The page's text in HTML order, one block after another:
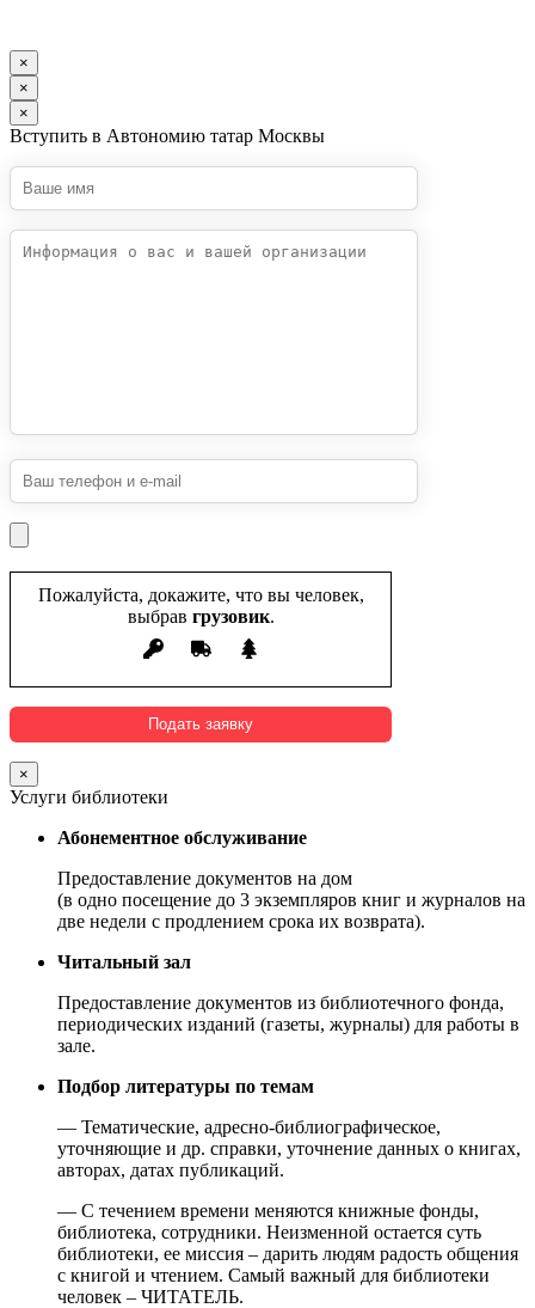
×
×
×
Вступить в Автономию татар Москвы
Пожалуйста, докажите, что вы человек,
выбрав грузовик.
×
Услуги библиотеки
Абонементное обслуживание
Предоставление документов на дом
(в одно посещение до 3 экземпляров книг и журналов на
две недели с продлением срока их возврата).
Читальный зал
Предоставление документов из библиотечного фонда,
периодических изданий (газеты, журналы) для работы в
зале.
Подбор литературы по темам
— Тематические, адресно-библиографическое,
уточняющие и др. справки, уточнение данных о книгах,
авторах, датах публикаций.
— С течением времени меняются книжные фонды,
библиотека, сотрудники. Неизменной остается суть
библиотеки, ее миссия – дарить людям радость общения
с книгой и чтением. Самый важный для библиотеки
человек – ЧИТАТЕЛЬ.